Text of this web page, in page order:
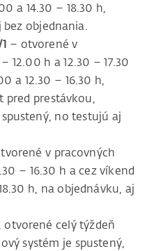
a 14.30 – 18.30 h,
objednania.
– otvorené v
12.00 h a 12.30 – 17.30
a 12.30 – 16.30 h,
pred prestávkou,
no testujú aj
v pracovných
– 16.30 h a cez víkend
h, na objednávku, aj
otvorené celý týždeň
systém je spustený,